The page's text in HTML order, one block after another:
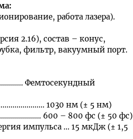
:
работа лазера).
2.16), состав – конус,
фильтр, вакуумный порт.
Фемтосекундный
1030 нм (± 5 нм)
600 – 800 фс (± 50 фс)
импульса ... 15 мкДж (± 1,5